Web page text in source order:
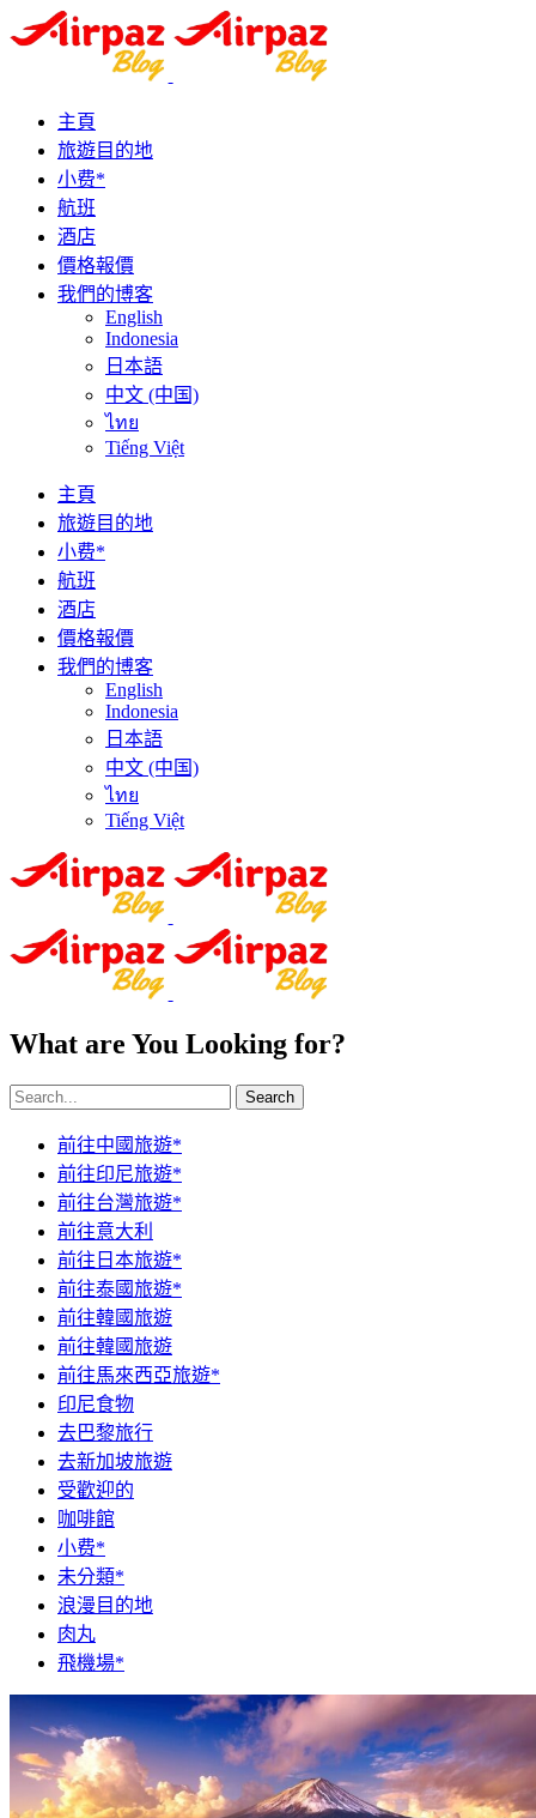
主頁
旅遊目的地
小费*
航班
酒店
價格報價
我們的博客
English
Indonesia
日本語
中文 (中国)
ไทย
Tiếng Việt
主頁
旅遊目的地
小费*
航班
酒店
價格報價
我們的博客
English
Indonesia
日本語
中文 (中国)
ไทย
Tiếng Việt
What are You Looking for?
Search
前往中國旅遊*
前往印尼旅遊*
前往台灣旅遊*
前往意大利
前往日本旅遊*
前往泰國旅遊*
前往韓國旅遊
前往韓國旅遊
前往馬來西亞旅遊*
印尼食物
去巴黎旅行
去新加坡旅遊
受歡迎的
咖啡館
小费*
未分類*
浪漫目的地
肉丸
飛機場*